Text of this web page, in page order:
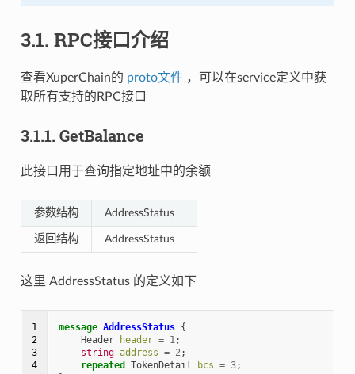
3.1. RPC接口介绍
查看XuperChain的 proto文件，可以在service定义中获
取所有支持的RPC接口
3.1.1. GetBalance
此接口用于查询指定地址中的余额
参数结构 AddressStatus
返回结构 AddressStatus
这里 AddressStatus 的定义如下
1
2
3
4
message AddressStatus {
Header
header = 1;
string address = 2;
repeated
TokenDetail bcs = 3;